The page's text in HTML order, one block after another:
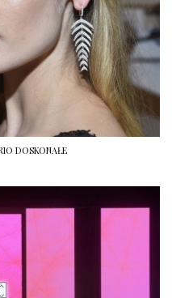
DOSKONAŁE